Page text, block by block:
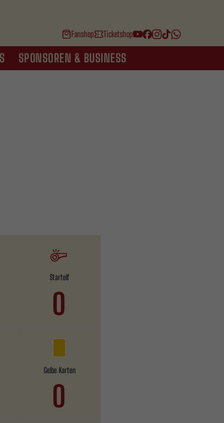
Fanshop Ticketshop
SPONSOREN & BUSINESS
Startelf
0
Gelbe Karten
0